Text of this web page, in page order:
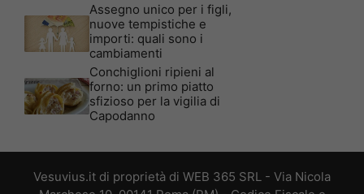
Assegno unico per i figli,
nuove tempistiche e
importi: quali sono i
cambiamenti
Conchiglioni ripieni al
forno: un primo piatto
sfizioso per la vigilia di
Capodanno
Vesuvius.it di proprietà di WEB 365 SRL - Via Nicola